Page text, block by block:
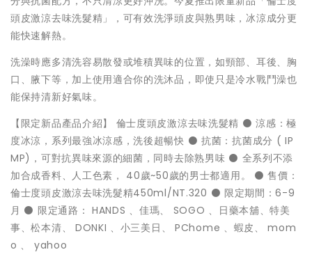
頭皮激涼去味洗髮精」，可有效洗淨頭皮與熟男味，冰涼成分更
能快速解熱。
洗澡時應多清洗容易散發或堆積異味的位置，如頸部、耳後、胸
口、腋下等，加上使用適合你的洗沐品，即使只是冷水戰鬥澡也
能保持清新好氣味。
【限定新品產品介紹】 倫士度頭皮激涼去味洗髮精 ⚫ 涼感：極
度冰涼，系列最強冰涼感，洗後超暢快 ⚫ 抗菌：抗菌成分 ( IP
MP)，可對抗異味來源的細菌，同時去除熟男味 ⚫ 全系列不添
加合成香料、人工色素， 40歲~50歲的男士都適用。 ⚫ 售價：
倫士度頭皮激涼去味洗髮精450ml/NT.320 ⚫ 限定期間：6-9
月 ⚫ 限定通路： HANDS 、佳瑪、 SOGO 、日藥本舖、特美
事、松本清、 DONKI 、小三美日、 PChome 、蝦皮、 mom
o 、 yahoo